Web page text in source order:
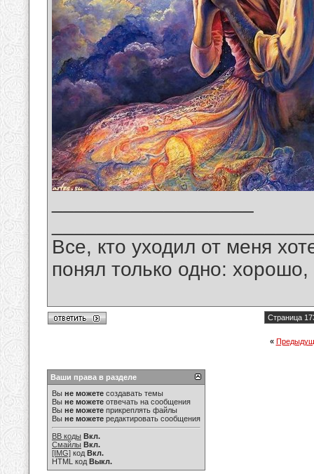
Все, кто уходил от меня
понял только одно:
Страница
«
Ваши права в разделе
Вы не можете создавать темы
Вы не можете отвечать на сообщения
Вы не можете прикреплять файлы
Вы не можете редактировать сообщения
BB коды Вкл.
Смайлы Вкл.
[IMG] код Вкл.
HTML код Выкл.